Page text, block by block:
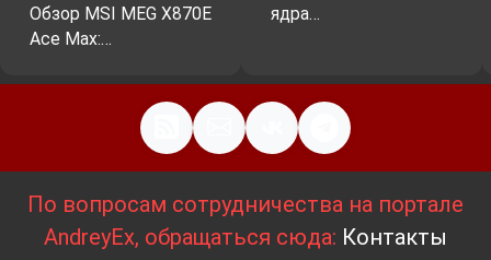
Обзор MSI MEG X870E
Ace Max:…
ядра…
По вопросам сотрудничества на портале
AndreyEx, обращаться сюда: Контакты